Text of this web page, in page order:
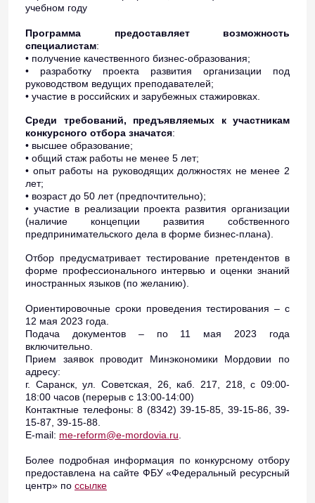
учебном году
Программа предоставляет возможность
специалистам:
• получение качественного бизнес-образования;
• разработку проекта развития организации под
руководством ведущих преподавателей;
• участие в российских и зарубежных стажировках.
Среди требований, предъявляемых к участникам
конкурсного отбора значатся:
• высшее образование;
• общий стаж работы не менее 5 лет;
• опыт работы на руководящих должностях не менее 2
лет;
• возраст до 50 лет (предпочтительно);
• участие в реализации проекта развития организации
(наличие концепции развития собственного
предпринимательского дела в форме бизнес-плана).
Отбор предусматривает тестирование претендентов в
форме профессионального интервью и оценки знаний
иностранных языков (по желанию).
Ориентировочные сроки проведения тестирования – с
12 мая 2023 года.
Подача документов – по 11 мая 2023 года
включительно.
Прием заявок проводит Минэкономики Мордовии по
адресу:
г. Саранск, ул. Советская, 26, каб. 217, 218, с 09:00-
18:00 часов (перерыв с 13:00-14:00)
Контактные телефоны: 8 (8342) 39-15-85, 39-15-86, 39-
15-87, 39-15-88.
E-mail: me-reform@e-mordovia.ru.
Более подробная информация по конкурсному отбору
предоставлена на сайте ФБУ «Федеральный ресурсный
центр» по ссылке